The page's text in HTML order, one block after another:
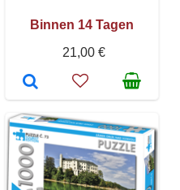
Binnen 14 Tagen
21,00 €